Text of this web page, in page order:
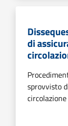
di
sprovvisto
circolazione